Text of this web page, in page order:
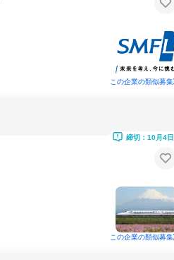
この企業の類似募集
締切：10月4日
この企業の類似募集